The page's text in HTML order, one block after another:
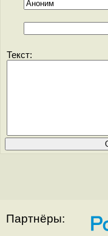
Текст:
Партнёры: